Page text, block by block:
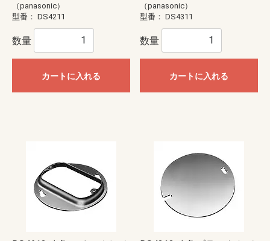
（panasonic）
型番： DS4211
数量
カートに入れる
（panasonic）
型番： DS4311
数量
カートに入れる